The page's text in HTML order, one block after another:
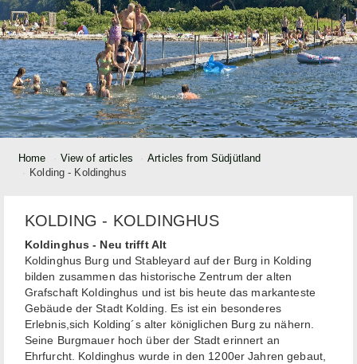
Home View of articles
Articles from Südjütland
Kolding - Koldinghus
KOLDING - KOLDINGHUS
Koldinghus - Neu trifft Alt
Koldinghus Burg und Stableyard auf der Burg in Kolding
bilden zusammen das historische Zentrum der alten
Grafschaft Koldinghus und ist bis heute das markanteste
Gebäude der Stadt Kolding. Es ist ein besonderes
Erlebnis,sich Kolding´s alter königlichen Burg zu nähern.
Seine Burgmauer hoch über der Stadt erinnert an
Ehrfurcht. Koldinghus wurde in den 1200er Jahren gebaut,